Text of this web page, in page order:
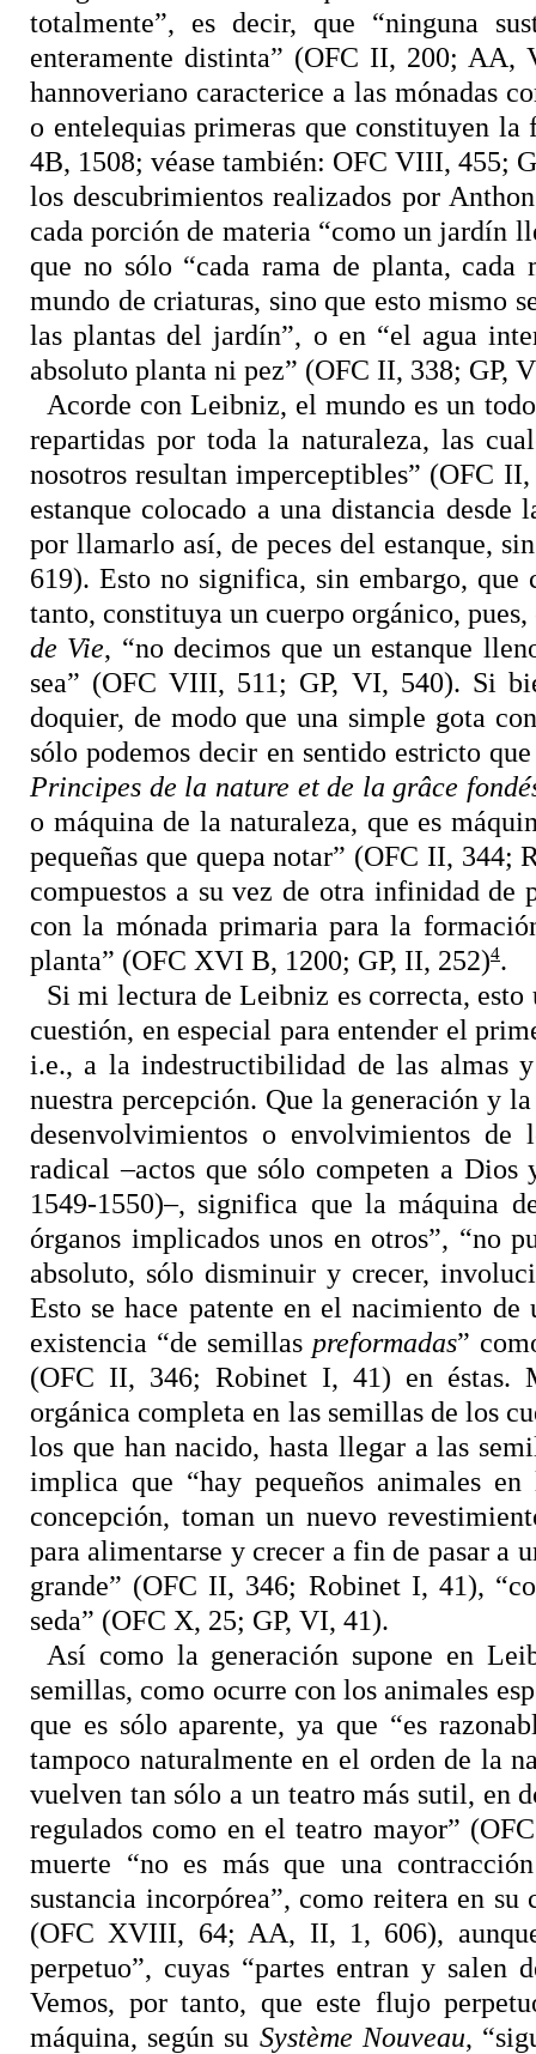
totalmente”, es decir, que “ninguna
enteramente distinta” (OFC II, 200; AA,
hannoveriano caracterice a las mónadas
o entelequias primeras que constituyen
4B, 1508; véase también: OFC VIII, 455;
los descubrimientos realizados por
cada porción de materia “como un jardín
que no sólo “cada rama de planta,
mundo de criaturas, sino que esto mismo
las plantas del jardín”, o en “el agua
absoluto planta ni pez” (OFC II, 338; GP,
Acorde con Leibniz, el mundo es un
repartidas por toda la naturaleza, las
nosotros resultan imperceptibles” (OFC
estanque colocado a una distancia
por llamarlo así, de peces del estanque,
619). Esto no significa, sin embargo,
tanto, constituya un cuerpo orgánico,
de Vie, “no decimos que un estanque
sea” (OFC VIII, 511; GP, VI, 540). Si
doquier, de modo que una simple gota
sólo podemosdecir en sentido estricto
Principes de la nature et de la grâce
o máquina de la naturaleza, que es
pequeñas que quepa notar” (OFC II, 344;
compuestos a su vez de otra infinidad de
con la mónada primaria para la
planta” (OFC XVI B, 1200; GP, II, 252)4.
Si mi lectura de Leibniz es correcta,
cuestión, en especial para entender el
i.e., a la indestructibilidad de las almas
nuestra percepción. Que la generación y
desenvolvimientos o envolvimientos
radical –actos que sólo competen a
1549-1550)–, significa que la máquina
órganos implicados unos en otros”, “no
absoluto, sólo disminuir y crecer,
Esto se hace patente en el nacimiento
existencia “de semillas preformadas”
(OFC II, 346; Robinet I, 41) en éstas.
orgánica completa en las semillas de los
los que han nacido, hasta llegar a las
implica que “hay pequeños animales
concepción, toman un nuevo
para alimentarse y crecer a fin de pasar a
grande” (OFC II, 346; Robinet I, 41),
seda” (OFC X, 25; GP, VI, 41).
Así como la generación supone en
semillas, como ocurre con los animales
que es sólo aparente, ya que “es
tampoco naturalmente en el orden de la
vuelven tan sólo a un teatro más sutil, en
regulados como en el teatro mayor”
muerte “no es más que una
sustancia incorpórea”, como reitera en
(OFC XVIII, 64; AA, II, 1, 606),
perpetuo”, cuyas “partes entran y
Vemos, por tanto, que este flujo
máquina, según su Système Nouveau,